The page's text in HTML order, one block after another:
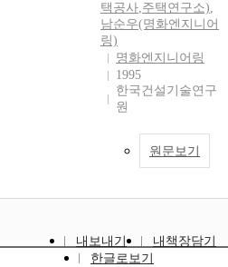
택공사,주택연구소),
남순우(명화엔지니어
링)
명화엔지니어링
1995
한국건설기술연구
원
원문보기
내보내기
내책장담기
한글로보기